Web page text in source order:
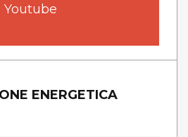
Youtube
ENERGETICA